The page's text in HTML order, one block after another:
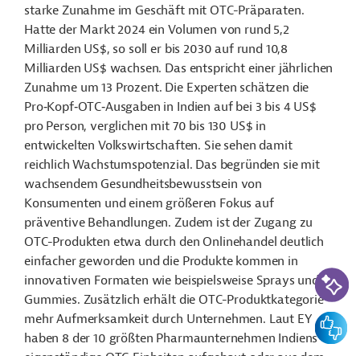
starke Zunahme im Geschäft mit OTC-Präparaten.
Hatte der Markt 2024 ein Volumen von rund 5,2
Milliarden US$, so soll er bis 2030 auf rund 10,8
Milliarden US$ wachsen. Das entspricht einer jährlichen
Zunahme um 13 Prozent. Die Experten schätzen die
Pro‑Kopf‑OTC‑Ausgaben in Indien auf bei 3 bis 4 US$
pro Person, verglichen mit 70 bis 130 US$ in
entwickelten Volkswirtschaften. Sie sehen damit
reichlich Wachstumspotenzial. Das begründen sie mit
wachsendem Gesundheitsbewusstsein von
Konsumenten und einem größeren Fokus auf
präventive Behandlungen. Zudem ist der Zugang zu
OTC-Produkten etwa durch den Onlinehandel deutlich
einfacher geworden und die Produkte kommen in
innovativen Formaten wie beispielsweise Sprays und
Gummies. Zusätzlich erhält die OTC-Produktkategorie
mehr Aufmerksamkeit durch Unternehmen. Laut EY
haben 8 der 10 größten Pharmaunternehmen Indiens
KI-